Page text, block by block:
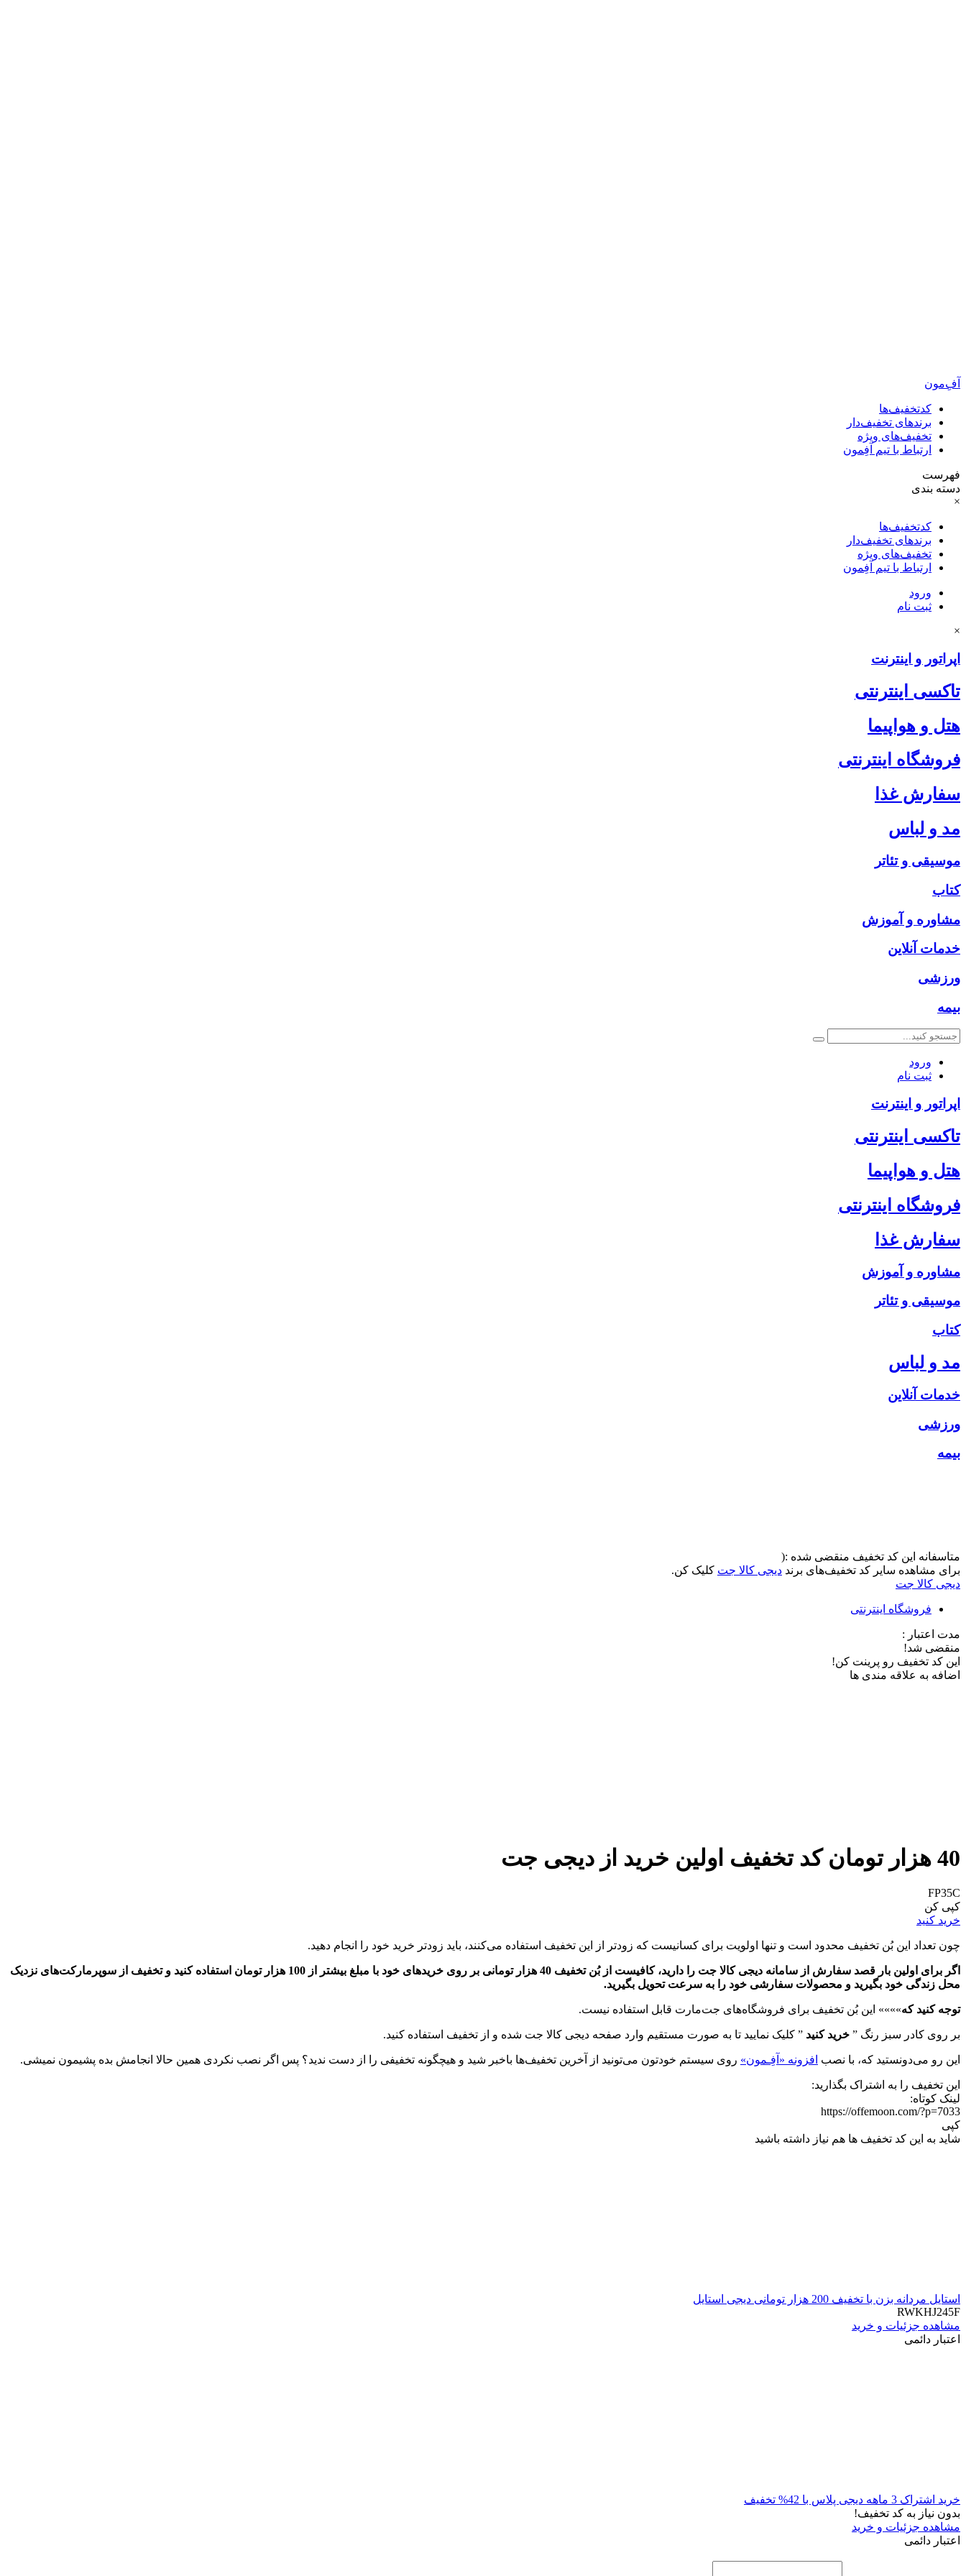
آفِ‌مون
کدتخفیف‌ها
برندهای تخفیف‌دار
تخفیف‌های ویژه
ارتباط با تیم آفِمون
فهرست
دسته بندی
×
کدتخفیف‌ها
برندهای تخفیف‌دار
تخفیف‌های ویژه
ارتباط با تیم آفِمون
ورود
ثبت نام
×
اپراتور و اینترنت
تاکسی اینترنتی
هتل و هواپیما
فروشگاه اینترنتی
سفارش غذا
مد و لباس
موسیقی و تئاتر
کتاب
مشاوره و آموزش
خدمات آنلاین
ورزشی
بیمه
ورود
ثبت نام
اپراتور و اینترنت
تاکسی اینترنتی
هتل و هواپیما
فروشگاه اینترنتی
سفارش غذا
مشاوره و آموزش
موسیقی و تئاتر
کتاب
مد و لباس
خدمات آنلاین
ورزشی
بیمه
متاسفانه این کد تخفیف منقضی شده :(
برای مشاهده سایر کد تخفیف‌های برند دیجی کالا جت کلیک کن.
دیجی کالا جت
فروشگاه اینترنتی
مدت اعتبار :
منقضی شد!
این کد تخفیف رو پرینت کن!
اضافه به علاقه مندی ها
40 هزار تومان کد تخفیف اولین خرید از دیجی جت
FP35C
کپی کن
خرید کنید
چون تعداد این بُن تخفیف محدود است و تنها اولویت برای کسانیست که زودتر از این تخفیف استفاده می‌کنند، باید زودتر خرید خود را انجام دهید.
اگر برای اولین بار قصد سفارش از سامانه دیجی کالا جت را دارید، کافیست از بُن تخفیف 40 هزار تومانی بر روی خریدهای خود با مبلغ بیشتر از 100 هزار تومان استفاده کنید و تخفیف از سوپرمارکت‌های نزدیک
محل زندگی خود بگیرید و محصولات سفارشی خود را به سرعت تحویل بگیرید.
توجه کنید که»»»» این بُن تخفیف برای فروشگاه‌های جت‌مارت قابل استفاده نیست.
بر روی کادر سبز رنگ ” خرید کنید ” کلیک نمایید تا به صورت مستقیم وارد صفحه دیجی کالا جت شده و از تخفیف استفاده کنید.
این رو می‌دونستید که، با نصب افزونه «آفِـمون» روی سیستم خودتون می‌تونید از آخرین تخفیف‌ها باخبر شید و هیچگونه تخفیفی را از دست ندید؟ پس اگر نصب نکردی همین حالا انجامش بده پشیمون نمیشی.
این تخفیف را به اشتراک بگذارید:
لینک کوتاه:
https://offemoon.com/?p=7033
کپی
شاید به این کد تخفیف ها هم نیاز داشته باشید
استایل مردانه بزن با تخفیف 200 هزار تومانی دیجی استایل
RWKHJ245F
مشاهده جزئیات و خرید
اعتبار دائمی
خرید اشتراک 3 ماهه دیجی پلاس با 42% تخفیف
بدون نیاز به کد تخفیف!
مشاهده جزئیات و خرید
اعتبار دائمی